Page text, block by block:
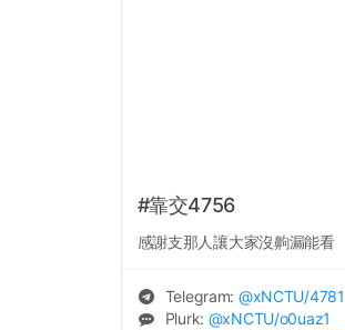
#靠交4756
感謝支那人讓大家沒齁漏能看
Telegram: @xNCTU/4781
Plurk: @xNCTU/o0uaz1